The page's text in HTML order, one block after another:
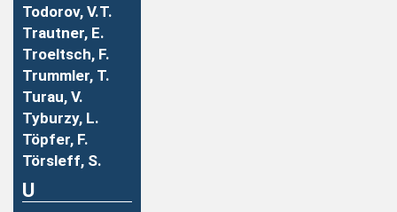
Todorov, V.T.
Trautner, E.
Troeltsch, F.
Trummler, T.
Turau, V.
Tyburzy, L.
Töpfer, F.
Törsleff, S.
U